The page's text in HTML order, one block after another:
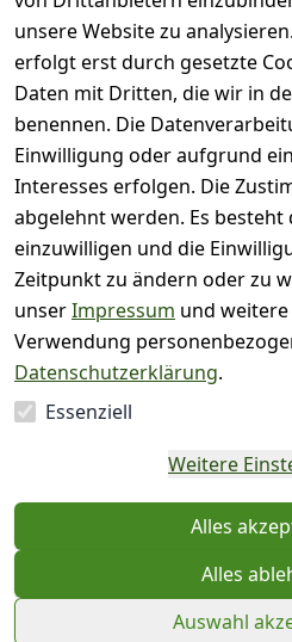
4
3
2
1
Es hat noch
eine Bewertung für
diesen Artikel
abgegeben
Person - klicken Sie
Details
unsere Website zu
erfolgt erst durch gesetzte
Daten mit Dritten, die wir in
benennen. Die
Einwilligung oder aufgrund
Interesses erfolgen. Die
abgelehnt werden. Es besteht
einzuwilligen und die
Zeitpunkt zu ändern oder zu
unserImpressum und
Verwendung
Datenschutzerklärung.
Essenziell
Weitere
Alles
Alles
Auswahl